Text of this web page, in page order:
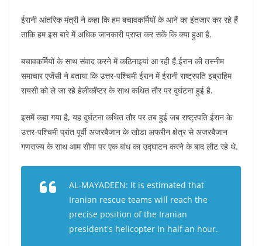
ईरानी आंतरिक मंत्री ने कहा कि हम बचावकर्मियों के आने का इंतजार कर रहे हैं
ताकि हम इस बारे में अधिक जानकारी प्राप्त कर सकें कि क्या हुआ है.
बचावकर्मियों के साथ संवाद करने में कठिनाइयां आ रही हैं.ईरान की तस्नीम
समाचार एजेंसी ने बताया कि उत्तर-पश्चिमी ईरान में ईरानी राष्ट्रपति इब्राहिम
रायसी को ले जा रहे हेलीकॉप्टर के साथ कथित तौर पर दुर्घटना हुई है.
इसमें कहा गया है, यह दुर्घटना कथित तौर पर तब हुई जब राष्ट्रपति ईरान के
उत्तर-पश्चिमी प्रांत पूर्वी अजरबैजान के खोडा अफरीन क्षेत्र से अजरबैजान
गणराज्य के साथ आम सीमा पर एक बांध का उद्घाटन करने के बाद लौट रहे थे.
AL-MAYADEEN: It is estimated that
Iranian rescue teams will reach the
precise position of the Iranian
president's helicopter in half an hour.